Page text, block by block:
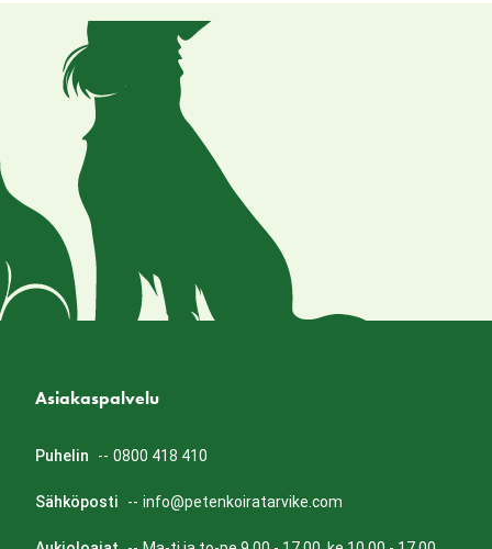
Asiakaspalvelu
Puhelin -- 0800 418 410
Sähköposti -- info@petenkoiratarvike.com